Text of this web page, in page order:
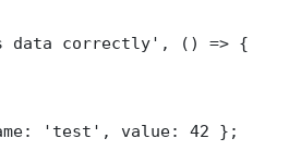
data correctly', () => {
'test', value: 42 };